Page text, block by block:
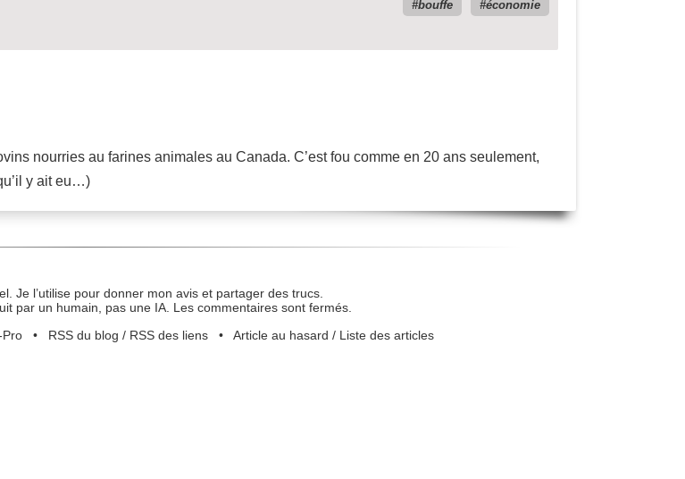
bouffe
économie
nourries au farines animales au Canada. C’est fou comme en 20 ans seulement,
y ait eu…)
Je l’utilise pour donner mon avis et partager des trucs.
par un humain, pas une IA. Les commentaires sont fermés.
• RSS du blog / RSS des liens• Article au hasard / Liste des articles